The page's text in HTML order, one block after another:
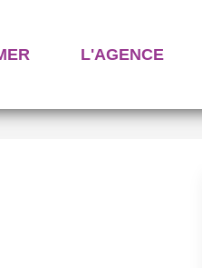
L'AGENCE